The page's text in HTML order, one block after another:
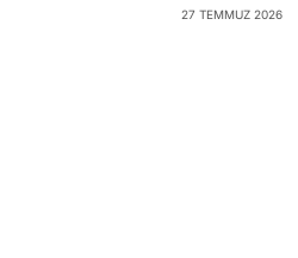
27 TEMMUZ 2026